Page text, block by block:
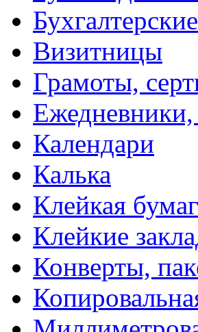
Визитницы
Грамоты,
Календари
Калька
Клейкая
Клейкие
Конверты,